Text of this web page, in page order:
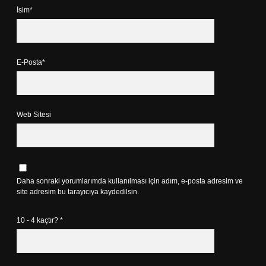
İsim*
E-Posta*
Web Sitesi
Daha sonraki yorumlarımda kullanılması için adım, e-posta adresim ve
site adresim bu tarayıcıya kaydedilsin.
10 - 4 kaçtır? *